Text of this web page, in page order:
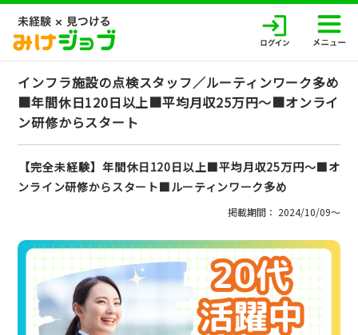
インフラ施設の点検スタッフ／ルーティンワーク多め
■年間休日120日以上■平均月収25万円～■オンライ
ン研修からスタート
【完全未経験】年間休日120日以上■平均月収25万円～■オ
ンライン研修からスタート■ルーティンワーク多め
掲載期間： 2024/10/09〜